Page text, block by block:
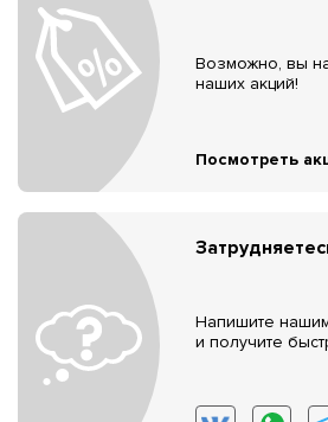
Возможно, вы
наших акций!
Посмотреть
Напишите
и получите